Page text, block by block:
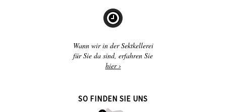
Wann wir in der Sektkellerei
für Sie da sind, erfahren Sie
hier ›
SO FINDEN SIE UNS